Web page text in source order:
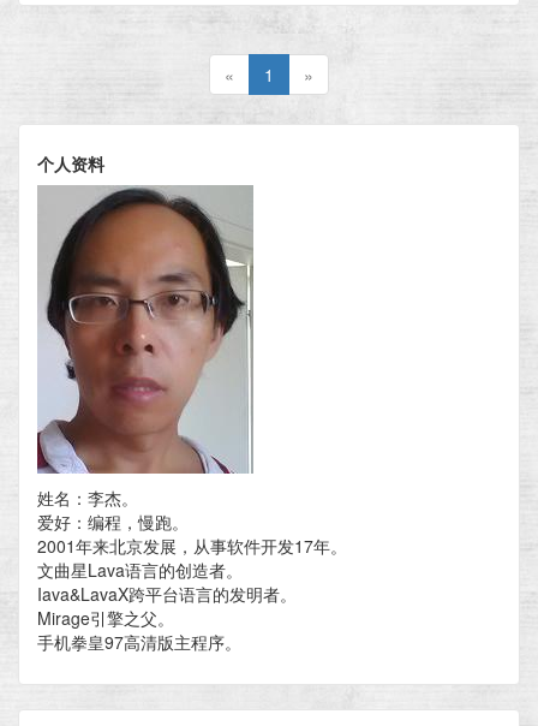
« 1 »
个人资料
姓名：李杰。
爱好：编程，慢跑。
2001年来北京发展，从事软件开发17年。
文曲星Lava语言的创造者。
Iava&LavaX跨平台语言的发明者。
Mirage引擎之父。
手机拳皇97高清版主程序。